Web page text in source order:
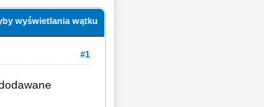
wyświetlania wątku
#1